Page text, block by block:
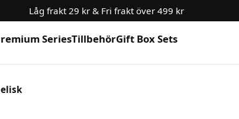
Låg frakt 29 kr & Fri frakt över 499 kr
SeriesTillbehörGift Box Sets